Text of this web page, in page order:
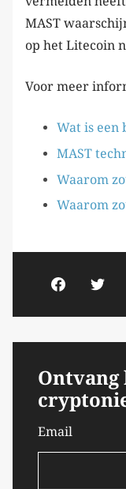
MAST
op het Litecoin
Voor meer
Wat is een
MAST
Waarom
Waarom
Ontvang
Email